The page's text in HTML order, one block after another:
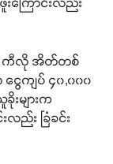
းကြောင်းလည်း
၀ ကီလို အိတ်တစ်
ေကျပ် ၄၀,၀၀၀
များက
းလည်း ခြံခင်း